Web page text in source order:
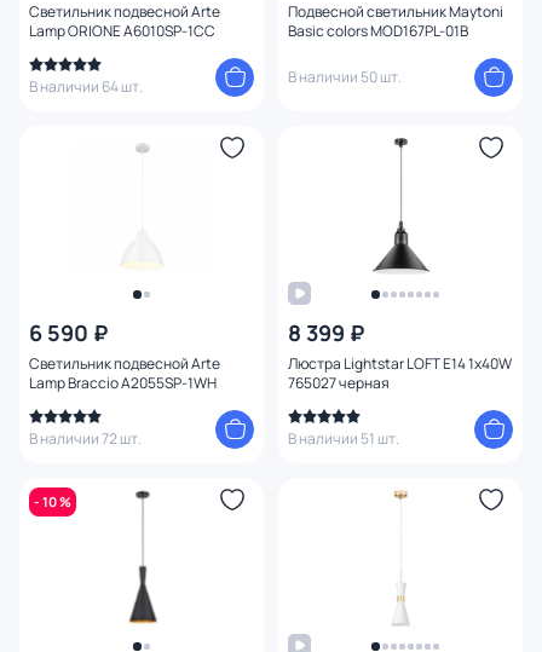
Светильник подвесной Arte
Lamp ORIONE A6010SP-1CC
В наличии 64 шт.
Подвесной светильник Maytoni
Basic colors MOD167PL-01B
В наличии 50 шт.
6 590 ₽
Светильник подвесной Arte
Lamp Braccio A2055SP-1WH
В наличии 72 шт.
8 399 ₽
Люстра Lightstar LOFT E14 1х40W
765027 черная
В наличии 51 шт.
- 10 %